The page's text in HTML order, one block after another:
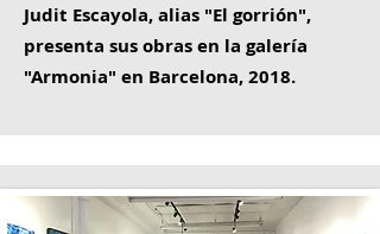
Judit Escayola, alias "El gorrión",
presenta sus obras en la galería
"Armonia" en Barcelona, 2018.